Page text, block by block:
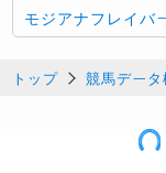
モジアナフレイバ
トップ 競馬データ